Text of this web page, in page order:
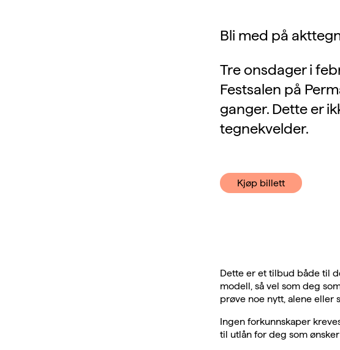
Bli med på
Tre onsdager i
Festsalen på
ganger. Dette er
tegnekvelder.
Kjøp billett
Dette er et tilbud både til
modell, så vel som deg
prøve noe nytt, alene eller
Ingen forkunnskaper
til utlån for deg som